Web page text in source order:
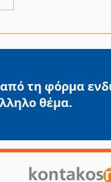
Workshop "Next
τη φόρμα
θέμα.